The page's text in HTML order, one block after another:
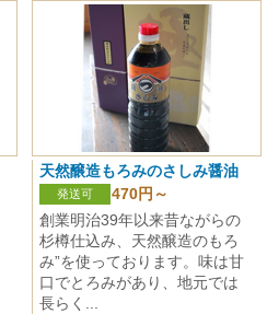
天然醸造もろみのさしみ醤油
発送可
470円～
創業明治39年以来昔ながらの
杉樽仕込み、天然醸造のもろ
み”を使っております。味は甘
口でとろみがあり、地元では
長らく...